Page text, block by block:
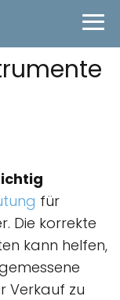
für
Die korrekte
kann helfen,
Verkauf zu